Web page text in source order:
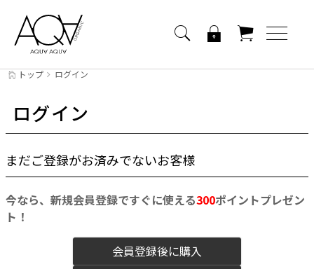
トップ ログイン
ログイン
まだご登録がお済みでないお客様
今なら、新規会員登録ですぐに使える300ポイントプレゼン
ト！
会員登録後に購入